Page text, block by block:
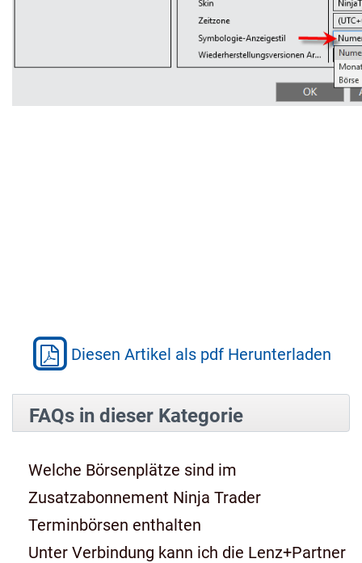
Diesen Artikel als pdf Herunterladen
FAQs in dieser Kategorie
Welche Börsenplätze sind im
Zusatzabonnement Ninja Trader
Terminbörsen enthalten
Unter Verbindung kann ich die Lenz+Partner